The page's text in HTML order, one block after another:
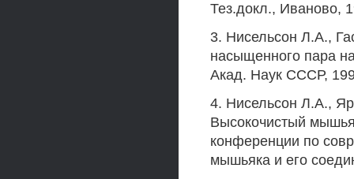
Тез.докл., Иваново,
3. Нисельсон Л.А.,
насыщенного пара
Акад. Наук СССР,
4. Нисельсон Л.А.,
Высокочистый
конференции по
мышьяка и его